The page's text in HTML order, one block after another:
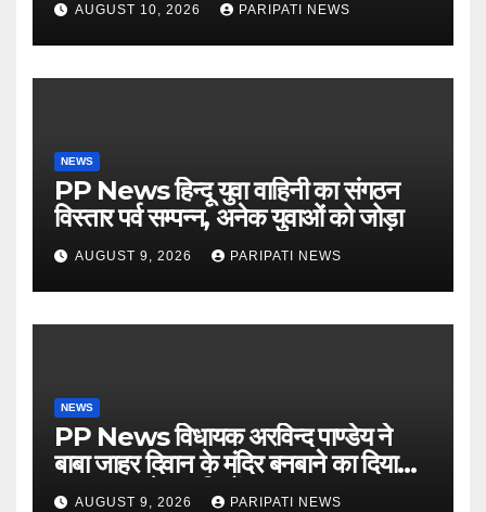
AUGUST 10, 2026 PARIPATI NEWS
NEWS
PP News हिन्दू युवा वाहिनी का संगठन
विस्तार पर्व सम्पन्न, अनेक युवाओं को जोड़ा
AUGUST 9, 2026 PARIPATI NEWS
NEWS
PP News विधायक अरविन्द पाण्डेय ने
बाबा जाहर दिवान के मंदिर बनबाने का दिया
आश्वासन, क्षेत्रवासियों
AUGUST 9, 2026 PARIPATI NEWS